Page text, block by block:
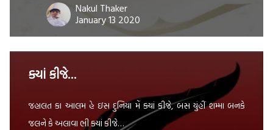
Nakul Thaker
January 13 2020
ક્યાં કીજે…
જહાલત કા આલમ હે ઇસ દુનિયા મેં ક્યાં કીજે, બસ યુંહીં શમ્મા બનકે
જલને કે અલાવા ભી ક્યાં કીજે…